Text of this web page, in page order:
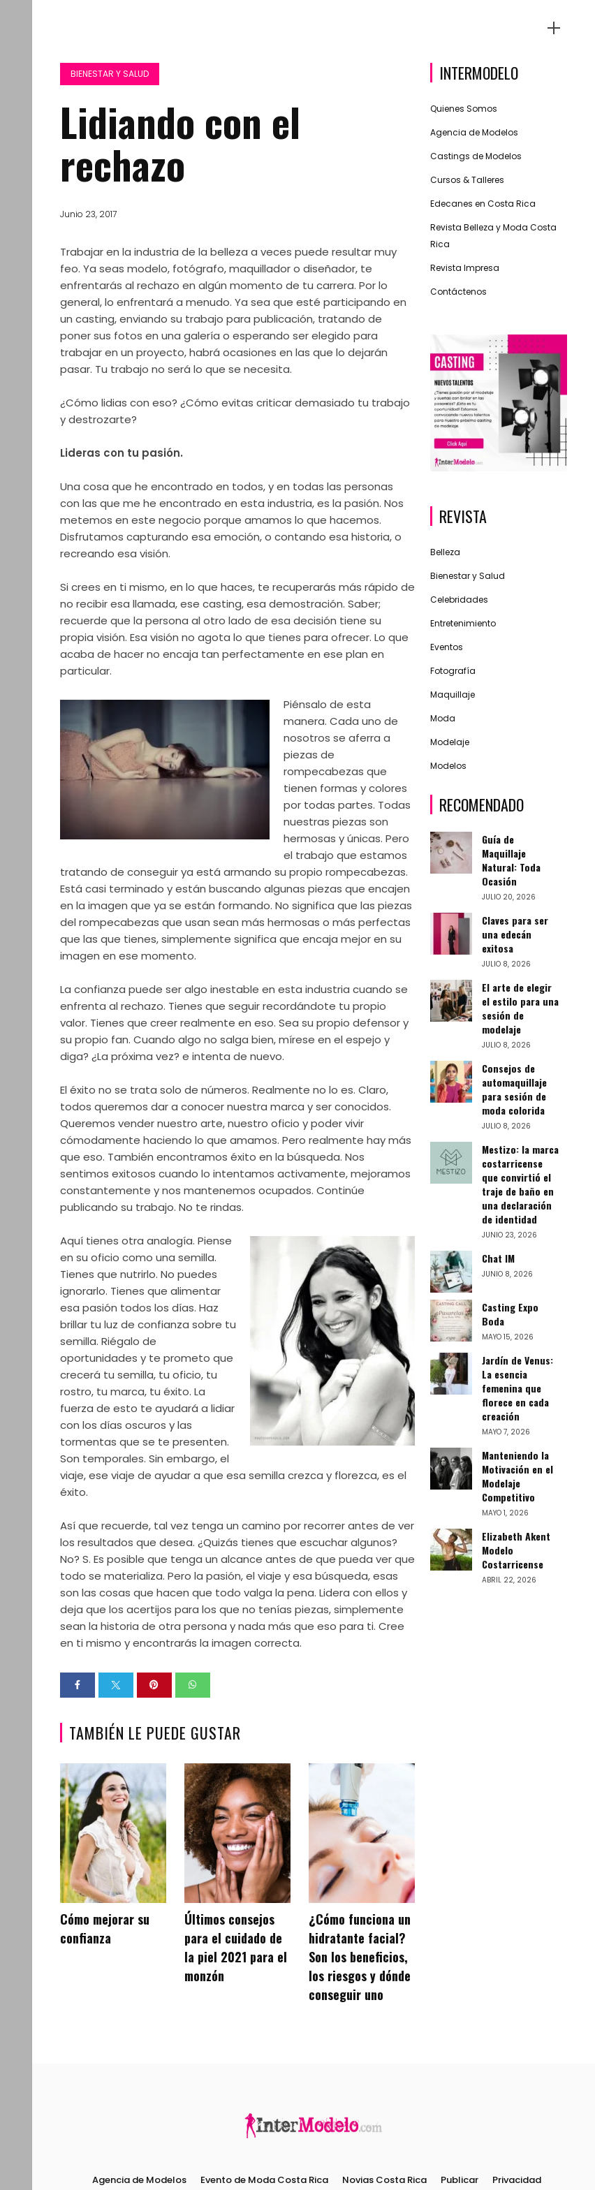
BIENESTAR Y SALUD
Lidiando con el
rechazo
Junio 23, 2017
Trabajar en la industria de la belleza a veces puede resultar muy
feo. Ya seas modelo, fotógrafo, maquillador o diseñador, te
enfrentarás al rechazo en algún momento de tu carrera. Por lo
general, lo enfrentará a menudo. Ya sea que esté participando en
un casting, enviando su trabajo para publicación, tratando de
poner sus fotos en una galería o esperando ser elegido para
trabajar en un proyecto, habrá ocasiones en las que lo dejarán
pasar. Tu trabajo no será lo que se necesita.
¿Cómo lidias con eso? ¿Cómo evitas criticar demasiado tu trabajo
y destrozarte?
Lideras con tu pasión.
Una cosa que he encontrado en todos, y en todas las personas
con las que me he encontrado en esta industria, es la pasión. Nos
metemos en este negocio porque amamos lo que hacemos.
Disfrutamos capturando esa emoción, o contando esa historia, o
recreando esa visión.
Si crees en ti mismo, en lo que haces, te recuperarás más rápido de
no recibir esa llamada, ese casting, esa demostración. Saber;
recuerde que la persona al otro lado de esa decisión tiene su
propia visión. Esa visión no agota lo que tienes para ofrecer. Lo que
acaba de hacer no encaja tan perfectamente en ese plan en
particular.
Piénsalo de esta
manera. Cada uno de
nosotros se aferra a
piezas de
rompecabezas que
tienen formas y colores
por todas partes. Todas
nuestras piezas son
hermosas y únicas. Pero
el trabajo que estamos
tratando de conseguir ya está armando su propio rompecabezas.
Está casi terminado y están buscando algunas piezas que encajen
en la imagen que ya se están formando. No significa que las piezas
del rompecabezas que usan sean más hermosas o más perfectas
que las que tienes, simplemente significa que encaja mejor en su
imagen en ese momento.
La confianza puede ser algo inestable en esta industria cuando se
enfrenta al rechazo. Tienes que seguir recordándote tu propio
valor. Tienes que creer realmente en eso. Sea su propio defensor y
su propio fan. Cuando algo no salga bien, mírese en el espejo y
diga? ¿La próxima vez? e intenta de nuevo.
El éxito no se trata solo de números. Realmente no lo es. Claro,
todos queremos dar a conocer nuestra marca y ser conocidos.
Queremos vender nuestro arte, nuestro oficio y poder vivir
cómodamente haciendo lo que amamos. Pero realmente hay más
que eso. También encontramos éxito en la búsqueda. Nos
sentimos exitosos cuando lo intentamos activamente, mejoramos
constantemente y nos mantenemos ocupados. Continúe
publicando su trabajo. No te rindas.
Aquí tienes otra analogía. Piense
en su oficio como una semilla.
Tienes que nutrirlo. No puedes
ignorarlo. Tienes que alimentar
esa pasión todos los días. Haz
brillar tu luz de confianza sobre tu
semilla. Riégalo de
oportunidades y te prometo que
crecerá tu semilla, tu oficio, tu
rostro, tu marca, tu éxito. La
fuerza de esto te ayudará a lidiar
con los días oscuros y las
tormentas que se te presenten.
Son temporales. Sin embargo, el
viaje, ese viaje de ayudar a que esa semilla crezca y florezca, es el
éxito.
Así que recuerde, tal vez tenga un camino por recorrer antes de ver
los resultados que desea. ¿Quizás tienes que escuchar algunos?
No? S. Es posible que tenga un alcance antes de que pueda ver que
todo se materializa. Pero la pasión, el viaje y esa búsqueda, esas
son las cosas que hacen que todo valga la pena. Lidera con ellos y
deja que los acertijos para los que no tenías piezas, simplemente
sean la historia de otra persona y nada más que eso para ti. Cree
en ti mismo y encontrarás la imagen correcta.
TAMBIÉN LE PUEDE GUSTAR
Cómo mejorar su
confianza
Últimos consejos
para el cuidado de
la piel 2021 para el
monzón
¿Cómo funciona un
hidratante facial?
Son los beneficios,
los riesgos y dónde
conseguir uno
INTERMODELO
Quienes Somos
Agencia de Modelos
Castings de Modelos
Cursos & Talleres
Edecanes en Costa Rica
Revista Belleza y Moda Costa
Rica
Revista Impresa
Contáctenos
REVISTA
Belleza
Bienestar y Salud
Celebridades
Entretenimiento
Eventos
Fotografía
Maquillaje
Moda
Modelaje
Modelos
RECOMENDADO
Guía de
Maquillaje
Natural: Toda
Ocasión
JULIO 20, 2026
Claves para ser
una edecán
exitosa
JULIO 8, 2026
El arte de elegir
el estilo para una
sesión de
modelaje
JULIO 8, 2026
Consejos de
automaquillaje
para sesión de
moda colorida
JULIO 8, 2026
Mestizo: la marca
costarricense
que convirtió el
traje de baño en
una declaración
de identidad
JUNIO 23, 2026
Chat IM
JUNIO 8, 2026
Casting Expo
Boda
MAYO 15, 2026
Jardín de Venus:
La esencia
femenina que
florece en cada
creación
MAYO 7, 2026
Manteniendo la
Motivación en el
Modelaje
Competitivo
MAYO 1, 2026
Elizabeth Akent
Modelo
Costarricense
ABRIL 22, 2026
Agencia de Modelos Evento de Moda Costa Rica Novias Costa Rica Publicar Privacidad